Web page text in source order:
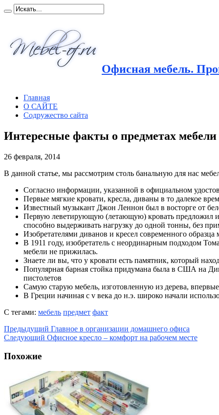
Офисная мебель.
Главная
О САЙТЕ
Содружество сайта
Интересные факты о предметах мебели
26 февраля, 2014
В данной статье, мы рассмотрим столь банальную для нас
Согласно информации, указанной в официальном
Первые мягкие кровати, кресла, диваны в то далекое
Известный музыкант Джон Леннон был в восторге от
Первую леветирующую (летающую) кровать предложил
способно выдерживать нагрузку до одной тонны, без
Изобретателями диванов и кресел современного
В 1911 году, изобретатель с неординарным подходом
мебели не прижилась.
Знаете ли вы, что у кровати есть памятник, который
Популярная барная стойка придумана была в США на
пистолетов
Самую старую мебель, изготовленную из дерева,
В Греции начиная с v века до н.э. широко начали
С тегами: мебель предмет факт
Предыдущий Главное в организации домашнего офиса
Следующий Офисное кресло – комфорт на рабочем месте
Похожие